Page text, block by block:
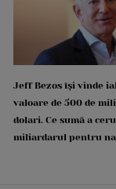
Jeff Bezos își vinde
valoare de 500 de
dolari. Ce sumă a
miliardarul pentru